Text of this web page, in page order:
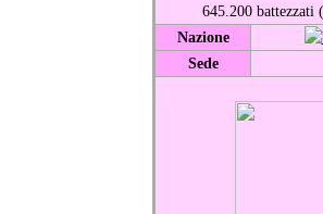
645.200 battezzati
Nazione
Sede